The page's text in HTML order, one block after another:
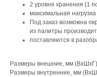
2 уровня хранения (1
максимальная нагрузка
Под заказ возможна
из палитры
поставляются в
Размеры внешние, мм
Размеры внутренние, мм